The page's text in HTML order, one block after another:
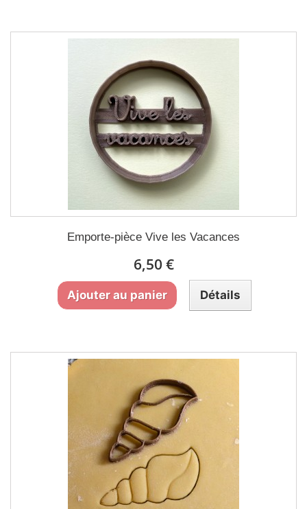
Emporte-pièce Vive les Vacances
6,50 €
Ajouter au panier Détails